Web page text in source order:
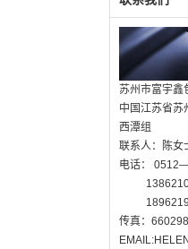
苏州市富宇鑫
中国江苏省苏
西潭组
联系人：陈女
电话：
传真：
EMAIL: